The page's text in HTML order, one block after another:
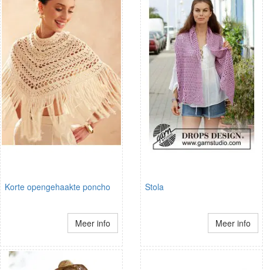
Korte opengehaakte poncho
Meer info
Stola
Meer info